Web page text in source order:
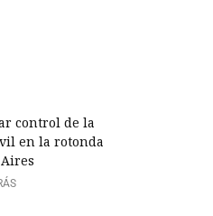
control de la
en la rotonda